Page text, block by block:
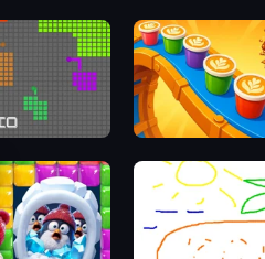
Coffee Color Blocks